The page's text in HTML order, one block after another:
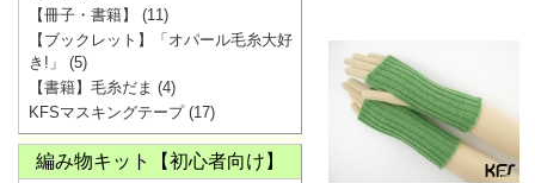
【冊子・書籍】
(11)
【ブックレット】「オパール毛糸大好
き!」
(5)
【書籍】毛糸だま (4)
KFSマスキングテープ(17)
編み物キット【初心者向け】